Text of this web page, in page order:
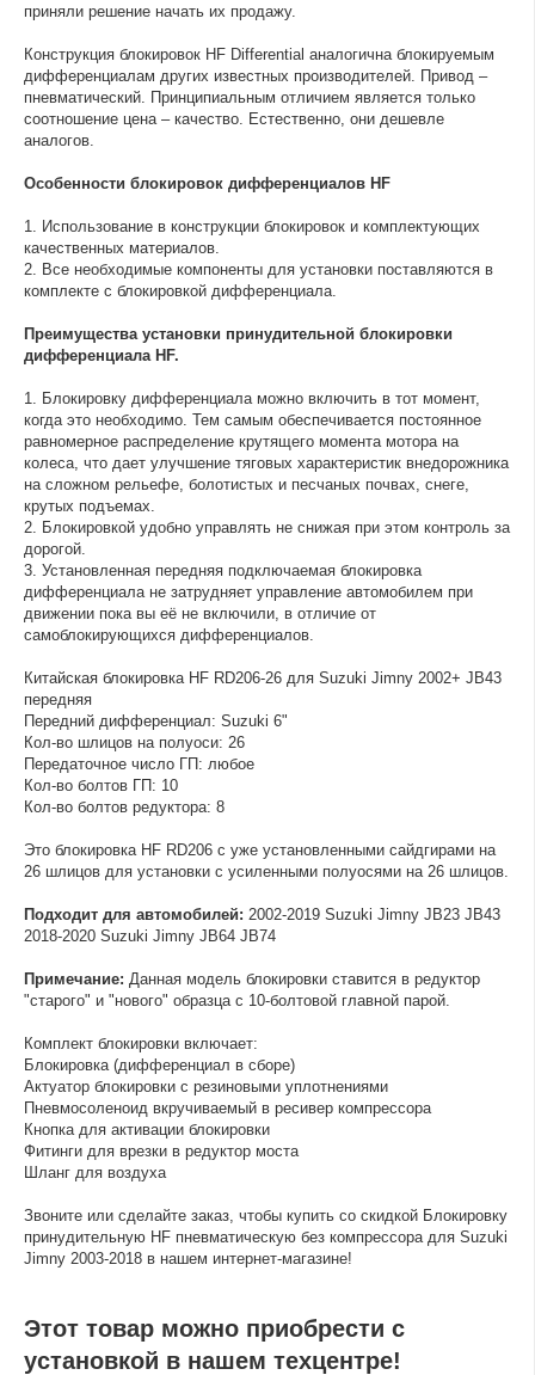
приняли решение начать их продажу.
Конструкция блокировок HF Differential аналогична блокируемым
дифференциалам других известных производителей. Привод –
пневматический. Принципиальным отличием является только
соотношение цена – качество. Естественно, они дешевле
аналогов.
Особенности блокировок дифференциалов HF
1. Использование в конструкции блокировок и комплектующих
качественных материалов.
2. Все необходимые компоненты для установки поставляются в
комплекте с блокировкой дифференциала.
Преимущества установки принудительной блокировки
дифференциала HF.
1. Блокировку дифференциала можно включить в тот момент,
когда это необходимо. Тем самым обеспечивается постоянное
равномерное распределение крутящего момента мотора на
колеса, что дает улучшение тяговых характеристик внедорожника
на сложном рельефе, болотистых и песчаных почвах, снеге,
крутых подъемах.
2. Блокировкой удобно управлять не снижая при этом контроль за
дорогой.
3. Установленная передняя подключаемая блокировка
дифференциала не затрудняет управление автомобилем при
движении пока вы её не включили, в отличие от
самоблокирующихся дифференциалов.
Китайская блокировка HF RD206-26 для Suzuki Jimny 2002+ JB43
передняя
Передний дифференциал: Suzuki 6"
Кол-во шлицов на полуоси: 26
Передаточное число ГП: любое
Кол-во болтов ГП: 10
Кол-во болтов редуктора: 8
Это блокировка HF RD206 с уже установленными сайдгирами на
26 шлицов для установки с усиленными полуосями на 26 шлицов.
Подходит для автомобилей: 2002-2019 Suzuki Jimny JB23 JB43
2018-2020 Suzuki Jimny JB64 JB74
Примечание: Данная модель блокировки ставится в редуктор
"старого" и "нового" образца с 10-болтовой главной парой.
Комплект блокировки включает:
Блокировка (дифференциал в сборе)
Актуатор блокировки с резиновыми уплотнениями
Пневмосоленоид вкручиваемый в ресивер компрессора
Кнопка для активации блокировки
Фитинги для врезки в редуктор моста
Шланг для воздуха
Звоните или сделайте заказ, чтобы купить со скидкой Блокировку
принудительную HF пневматическую без компрессора для Suzuki
Jimny 2003-2018 в нашем интернет-магазине!
Этот товар можно приобрести с
установкой в нашем техцентре!